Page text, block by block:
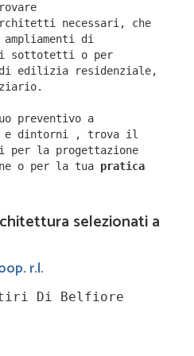
necessari, che
di
sottotetti o per
di edilizia residenziale,
preventivo a
e dintorni ,
trova il
per la progettazione
o per la tua pratica
selezionati a
r.l.
Di Belfiore